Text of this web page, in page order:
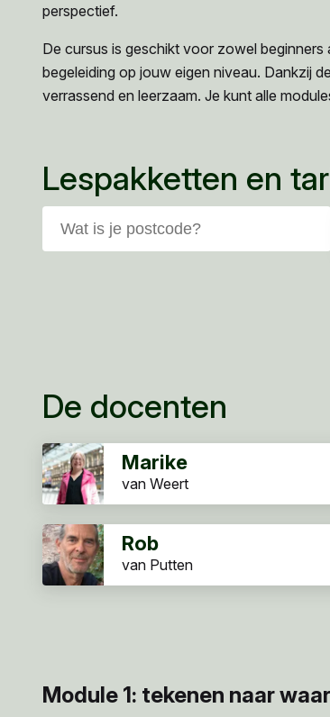
perspectief.
De cursus is geschikt voor zowel
begeleiding op jouw eigen niveau. Dankzij
verrassend en leerzaam. Je kunt alle
Lespakketten en
De docenten
Marike
van Weert
Rob
van Putten
Module 1: tekenen naar